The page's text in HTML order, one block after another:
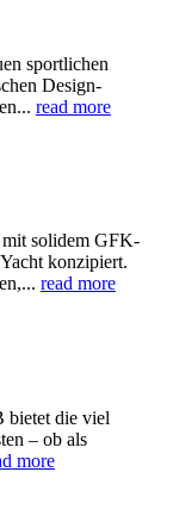
sportlichen
Design-
read more
solidem GFK-
konzipiert.
read more
die viel
– ob als
more